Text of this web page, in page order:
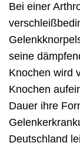
Bei einer
seine
Knochen wird
Knochen
Dauer ihre
Deutschland